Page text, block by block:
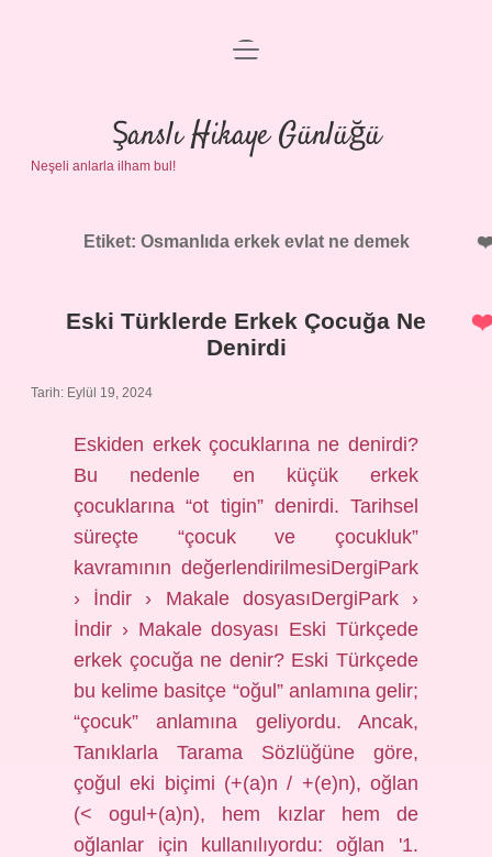
Anasayfa
Gizlilik Politikası
menüyü
Şanslı Hikaye Günlüğü
Neşeli anlarla ilham bul!
Etiket: Osmanlıda erkek evlat ne demek
Eski Türklerde Erkek Çocuğa Ne
Denirdi
Tarih: Eylül 19, 2024
Eskiden erkek çocuklarına ne denirdi?
Bu nedenle en küçük erkek
çocuklarına “ot tigin” denirdi. Tarihsel
süreçte “çocuk ve çocukluk”
kavramının değerlendirilmesiDergiPark
› İndir › Makale dosyasıDergiPark ›
İndir › Makale dosyası Eski Türkçede
erkek çocuğa ne denir? Eski Türkçede
bu kelime basitçe “oğul” anlamına gelir;
“çocuk” anlamına geliyordu. Ancak,
Tanıklarla Tarama Sözlüğüne göre,
çoğul eki biçimi (+(a)n / +(e)n), oğlan
(< ogul+(a)n), hem kızlar hem de
oğlanlar için kullanılıyordu: oğlan '1.